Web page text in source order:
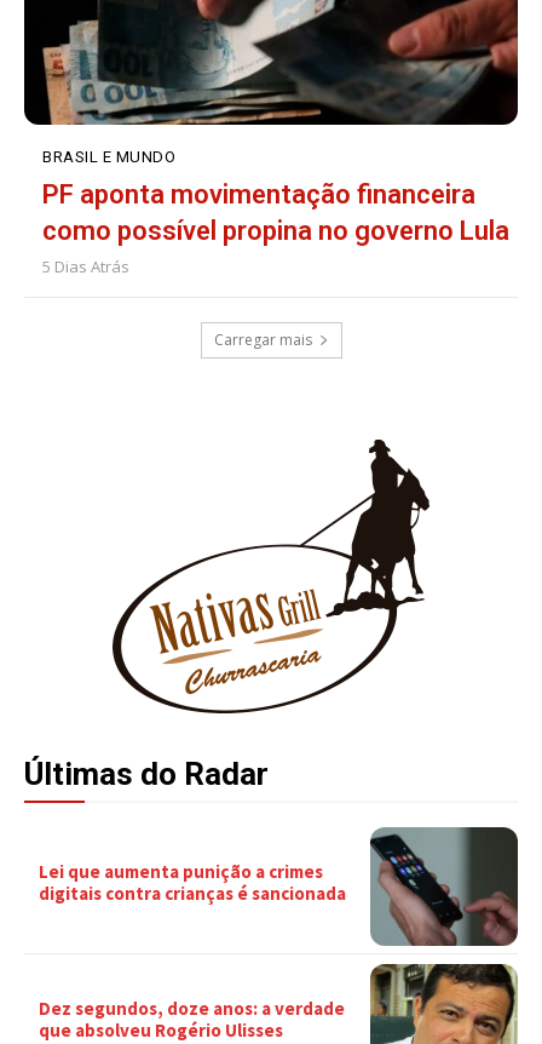
BRASIL E MUNDO
PF aponta movimentação financeira
como possível propina no governo Lula
5 Dias Atrás
Carregar mais
Últimas do Radar
Lei que aumenta punição a crimes
digitais contra crianças é sancionada
Dez segundos, doze anos: a verdade
que absolveu Rogério Ulisses